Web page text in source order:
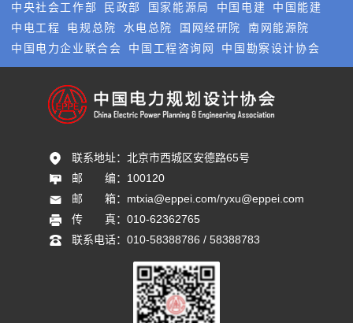
中央社会工作部
民政部 国家能源局 中国电建
中国能建
中电工程
电规总院 水电总院 国网经研院
南网能源院
中国电力企业联合会
中国工程咨询网 中国勘察设计协会
联系地址： 北京市西城区安德路65号
邮       编： 100120
邮       箱： mtxia@eppei.com/ryxu@eppei.com
传       真： 010-62362765
联系电话： 010-58388786 / 58388783